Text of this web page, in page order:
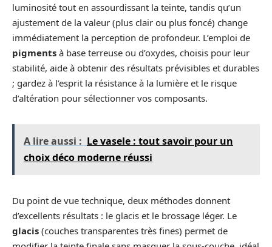
luminosité tout en assourdissant la teinte, tandis qu’un
ajustement de la valeur (plus clair ou plus foncé) change
immédiatement la perception de profondeur. L’emploi de
pigments à base terreuse ou d’oxydes, choisis pour leur
stabilité, aide à obtenir des résultats prévisibles et durables
; gardez à l’esprit la résistance à la lumière et le risque
d’altération pour sélectionner vos composants.
A lire aussi : Le vasele : tout savoir pour un
choix déco moderne réussi
Du point de vue technique, deux méthodes donnent
d’excellents résultats : le glacis et le brossage léger. Le
glacis (couches transparentes très fines) permet de